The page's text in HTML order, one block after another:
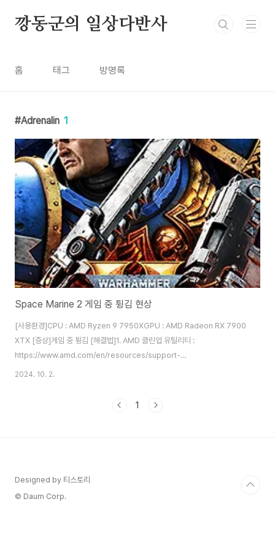
깡동군의 일상다반사
홈 태그 방명록
Adrenalin 1
Space Marine 2 게임 중 튕김 현상
[사용환경]CPU : AMD Ryzen 9 7950XGPU : AMD Radeon RX 7900
XTX [증상]게임 중 튕김 [해결법]1. AMD 클린업 유틸리티 :
https://www.amd.com/en/resources/support-
articles/faqs/GPU-601.html AMD Cleanup
진입하여 현재 설치된 드라이버를 삭제하고 다시 재부팅합니다. 2. AMD
2024. 10. 2.
1
Designed by 티스토리
© Daum Corp.